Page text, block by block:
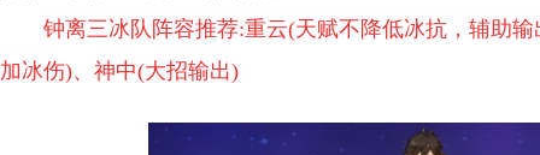
钟离三冰队阵容推荐:重云(天赋不降低冰抗，辅助
加冰伤)、神中(大招输出)